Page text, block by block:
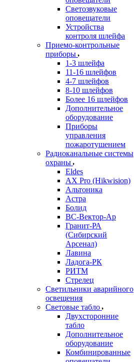
Светозвуковые
оповещатели
Устройства
контроля шлейфа
Приемо-контрольные
приборы
1-3 шлейфа
11-16 шлейфов
4-7 шлейфов
8-10 шлейфов
Более 16 шлейфов
Дополнительное
оборудование
Приборы
управления
пожаротушением
Радиоканальные системы
охраны
Eldes
AX Pro (Hikwision)
Альтоника
Астра
Болид
ВС-Вектор-Ар
Гранит-РА
(Сибирский
Арсенал)
Лавина
Ладога-РК
РИТМ
Стрелец
Светильники аварийного
освещения
Световые табло
Двухсторонние
табло
Дополнительное
оборудование
Комбинированные